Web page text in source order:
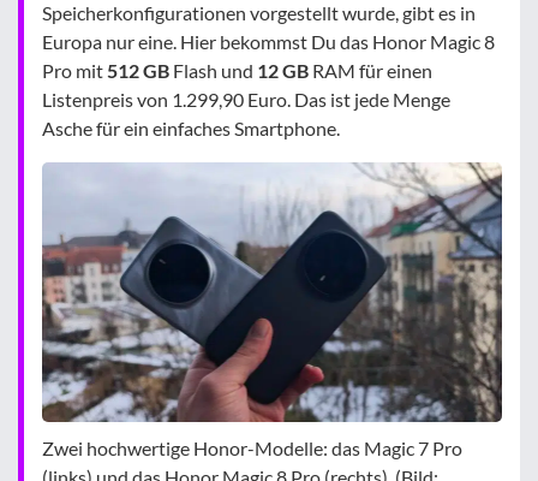
Speicherkonfigurationen vorgestellt wurde, gibt es in
Europa nur eine. Hier bekommst Du das Honor Magic 8
Pro mit512 GB Flash und 12 GB RAM für einen
Listenpreis von 1.299,90 Euro. Das ist jede Menge
Asche für ein einfaches Smartphone.
Zwei hochwertige Honor-Modelle: das Magic 7 Pro